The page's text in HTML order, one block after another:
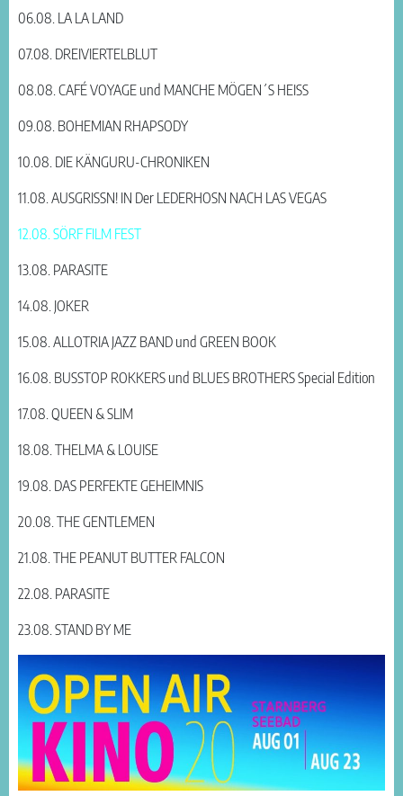
06.08. LA LA LAND
07.08. DREIVIERTELBLUT
08.08. CAFÉ VOYAGE und MANCHE MÖGEN´S HEISS
09.08. BOHEMIAN RHAPSODY
10.08. DIE KÄNGURU-CHRONIKEN
11.08. AUSGRISSN! IN Der LEDERHOSN NACH LAS VEGAS
12.08. SÖRF FILM FEST
13.08. PARASITE
14.08. JOKER
15.08. ALLOTRIA JAZZ BAND und GREEN BOOK
16.08. BUSSTOP ROKKERS und BLUES BROTHERS Special Edition
17.08. QUEEN & SLIM
18.08. THELMA & LOUISE
19.08. DAS PERFEKTE GEHEIMNIS
20.08. THE GENTLEMEN
21.08. THE PEANUT BUTTER FALCON
22.08. PARASITE
23.08. STAND BY ME